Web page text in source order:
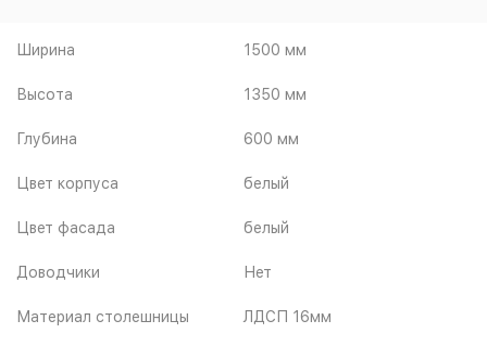
Ширина 1500 мм
Высота 1350 мм
Глубина 600 мм
Цвет корпуса белый
Цвет фасада белый
Доводчики Нет
Материал столешницы ЛДСП 16мм